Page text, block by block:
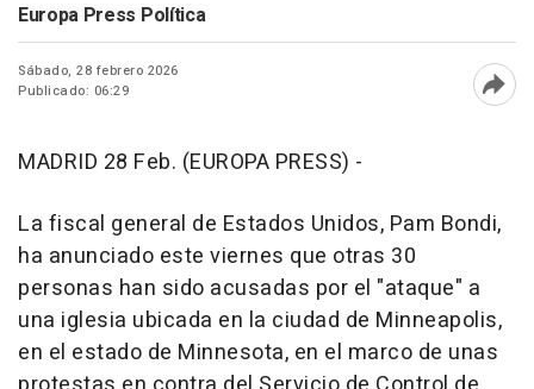
Europa Press Política
Sábado, 28 febrero 2026
Publicado: 06:29
MADRID 28 Feb. (EUROPA PRESS) -
La fiscal general de Estados Unidos, Pam Bondi,
ha anunciado este viernes que otras 30
personas han sido acusadas por el "ataque" a
una iglesia ubicada en la ciudad de Minneapolis,
en el estado de Minnesota, en el marco de unas